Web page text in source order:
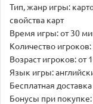
Тип, жанр игры:
свойства карт
Время игры: от 30
Количество игроков:
Возраст игроков: от
Язык игры:
Бесплатная
Бонусы при